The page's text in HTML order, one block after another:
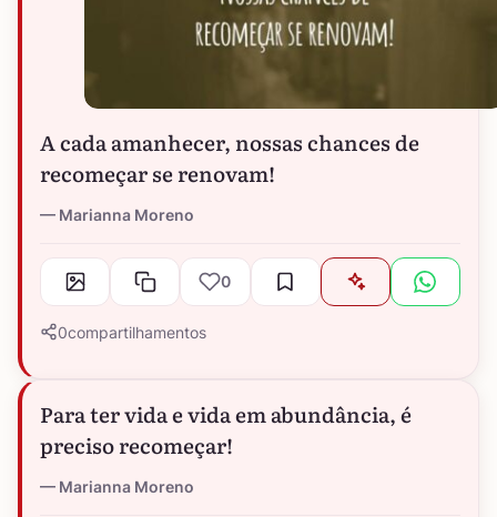
A cada amanhecer, nossas chances de
recomeçar se renovam!
Marianna Moreno
0
0compartilhamentos
Para ter vida e vida em abundância, é
preciso recomeçar!
Marianna Moreno